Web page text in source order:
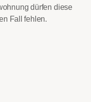
dürfen diese
Fall fehlen.